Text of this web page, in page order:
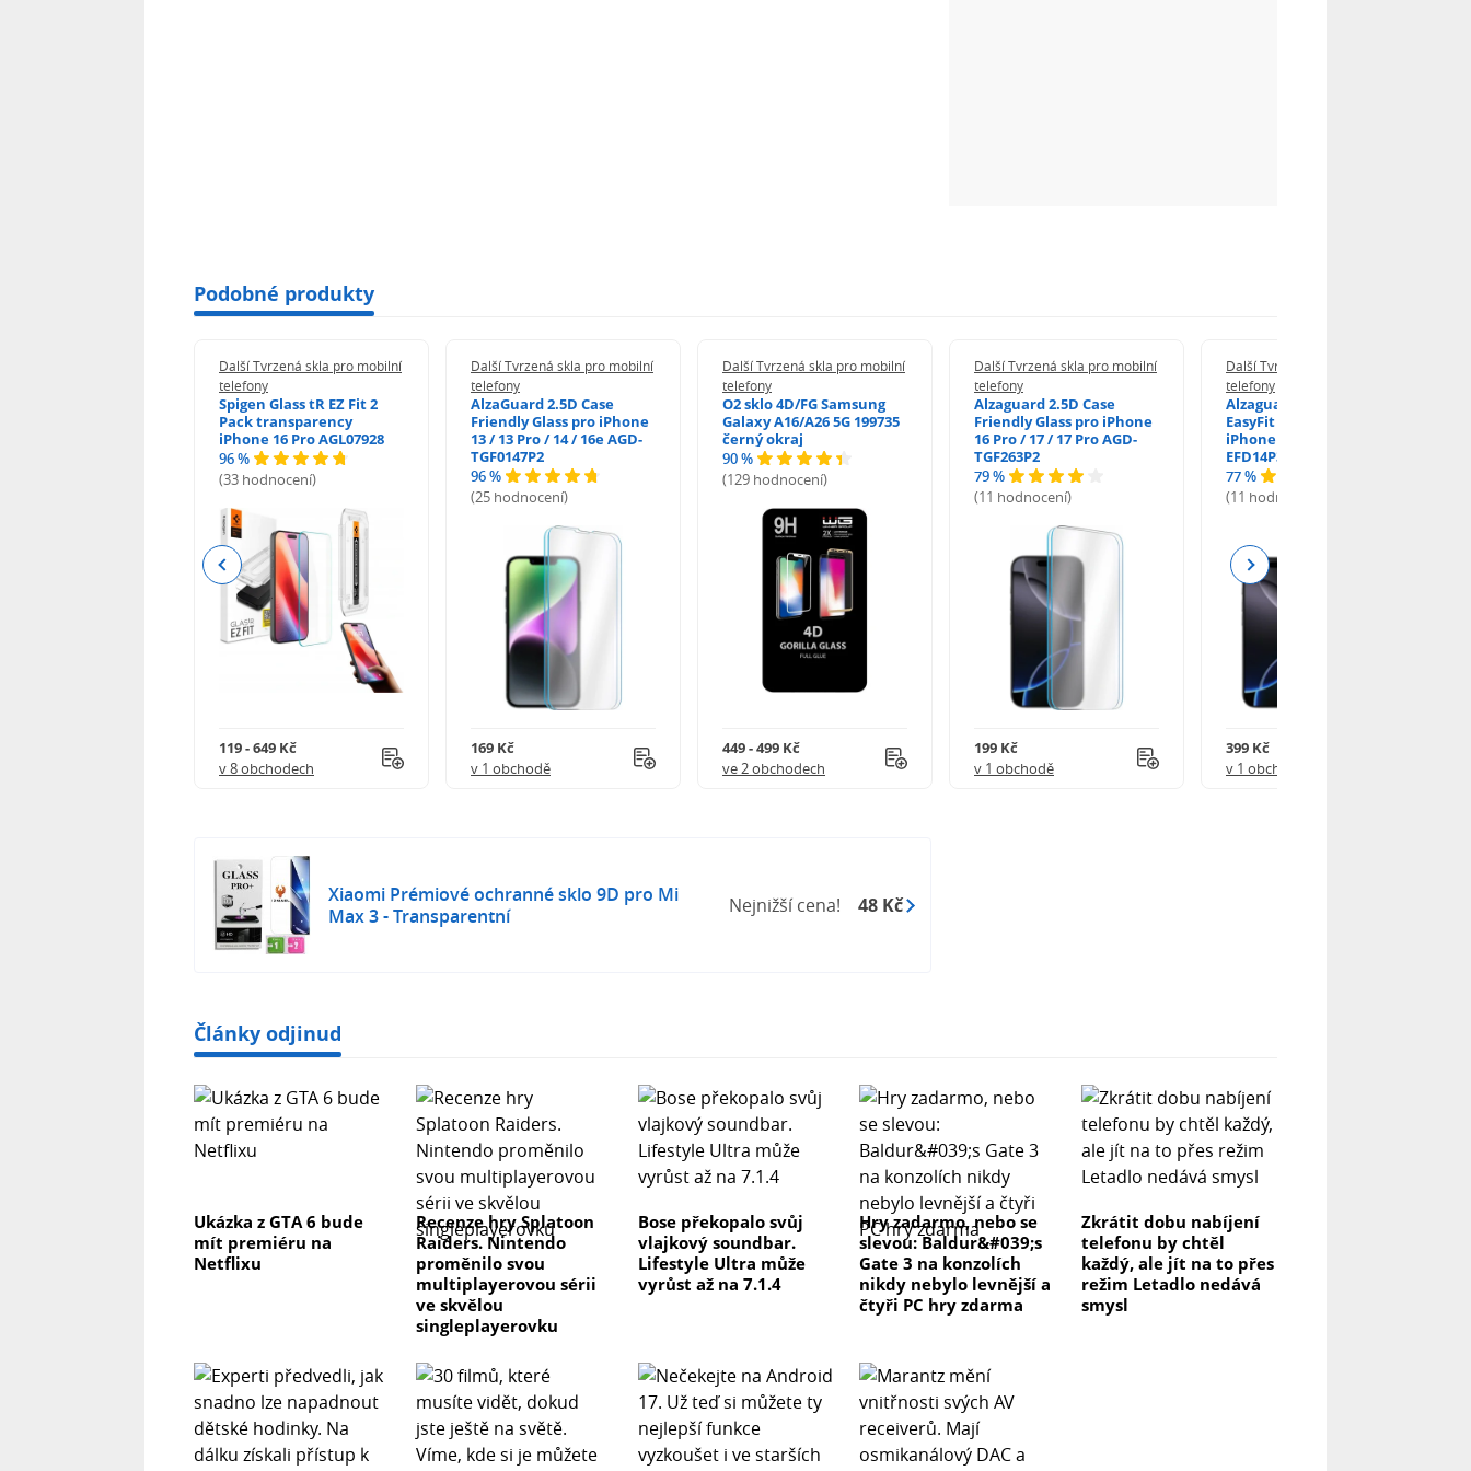
Podobné produkty
Další Tvrzená skla pro mobilní
telefony
Spigen Glass tR EZ Fit 2
Pack transparency
iPhone 16 Pro AGL07928
96 %
(33 hodnocení)
119 - 649 Kč
v 8 obchodech
Další Tvrzená skla pro mobilní
telefony
AlzaGuard 2.5D Case
Friendly Glass pro iPhone
13 / 13 Pro / 14 / 16e AGD-
TGF0147P2
96 %
(25 hodnocení)
169 Kč
v 1 obchodě
Další Tvrzená skla pro mobilní
telefony
O2 sklo 4D/FG Samsung
Galaxy A16/A26 5G 199735
černý okraj
90 %
(129 hodnocení)
449 - 499 Kč
ve 2 obchodech
Další Tvrzená skla pro mobilní
telefony
Alzaguard 2.5D Case
Friendly Glass pro iPhone
16 Pro / 17 / 17 Pro AGD-
TGF263P2
79 %
(11 hodnocení)
199 Kč
v 1 obchodě
Další Tvrzená skla pro mobilní
telefony
Alzaguard 2.5D Glass
EasyFit DustFree pro
iPhone 16 Pro / 17 AGD-
EFD14P3
77 %
(11 hodnocení)
399 Kč
v 1 obchodě
Previous Next
Xiaomi Prémiové ochranné sklo 9D pro Mi
Max 3 - Transparentní
Nejnižší cena! 48 Kč
Články odjinud
Ukázka z GTA 6 bude
mít premiéru na
Netflixu
Recenze hry Splatoon
Raiders. Nintendo
proměnilo svou
multiplayerovou sérii
ve skvělou
singleplayerovku
Bose překopalo svůj
vlajkový soundbar.
Lifestyle Ultra může
vyrůst až na 7.1.4
Hry zadarmo, nebo se
slevou: Baldur&#039;s
Gate 3 na konzolích
nikdy nebylo levnější a
čtyři PC hry zdarma
Zkrátit dobu nabíjení
telefonu by chtěl
každý, ale jít na to přes
režim Letadlo nedává
smysl